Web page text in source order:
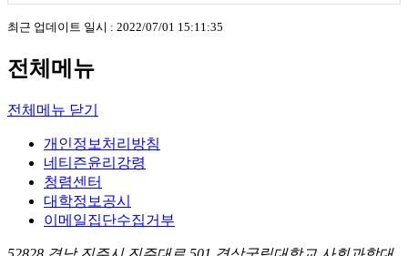
최근 업데이트 일시 : 2022/07/01 15:11:35
전체메뉴
전체메뉴 닫기
개인정보처리방침
네티즌윤리강령
청렴센터
대학정보공시
이메일집단수집거부